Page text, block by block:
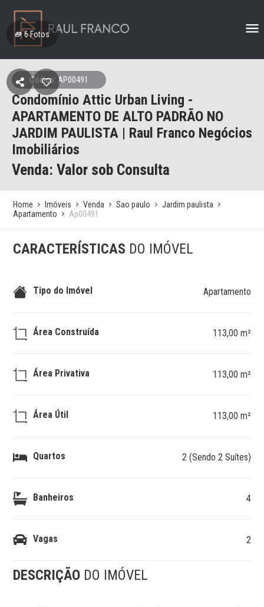
6Fotos
Código: AP00491
Condomínio Attic Urban Living -
APARTAMENTO DE ALTO PADRÃO NO
JARDIM PAULISTA | Raul Franco Negócios
Imobiliários
Venda: Valor sob Consulta
Home Imóveis Venda Sao paulo
Jardim paulista
Apartamento
Ap00491
CARACTERÍSTICAS DO IMÓVEL
Tipo do Imóvel Apartamento
Área Construída 113,00 m²
Área Privativa 113,00 m²
Área Útil 113,00 m²
Quartos 2 (Sendo 2 Suítes)
Banheiros 4
Vagas 2
DESCRIÇÃO DO IMÓVEL